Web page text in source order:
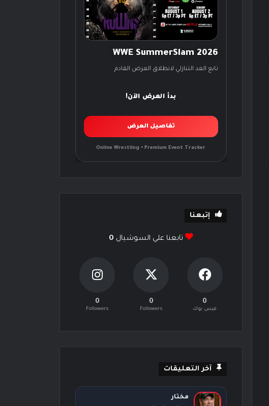
WWE SummerSlam 2026
تابع العد التنازلي لانطلاق العرض القادم
بدأ العرض الآن!
تفاصيل العرض
Online Wrestling • Premium Event Tracker
إتبعنا
تابعنا علي السوشيال 0
0
فيس بوك
0
Followers
0
Followers
آخر التعليقات
مختار